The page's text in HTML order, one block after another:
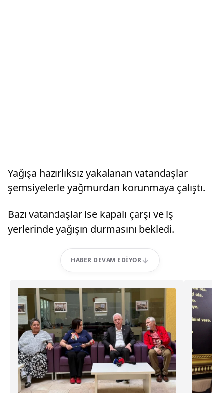
Yağışa hazırlıksız yakalanan vatandaşlar
şemsiyelerle yağmurdan korunmaya çalıştı.
Bazı vatandaşlar ise kapalı çarşı ve iş
yerlerinde yağışın durmasını bekledi.
HABER DEVAM EDIYOR